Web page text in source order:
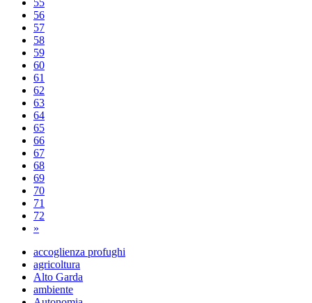
56
57
58
59
60
61
62
63
64
65
66
67
68
69
70
71
72
»
accoglienza profughi
agricoltura
Alto Garda
ambiente